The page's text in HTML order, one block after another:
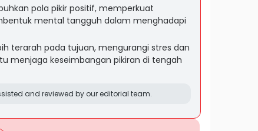
pola pikir positif, memperkuat
mental tangguh dalam menghadapi
terarah pada tujuan, mengurangi stres dan
menjaga keseimbangan pikiran di tengah
and reviewed by our editorial team.